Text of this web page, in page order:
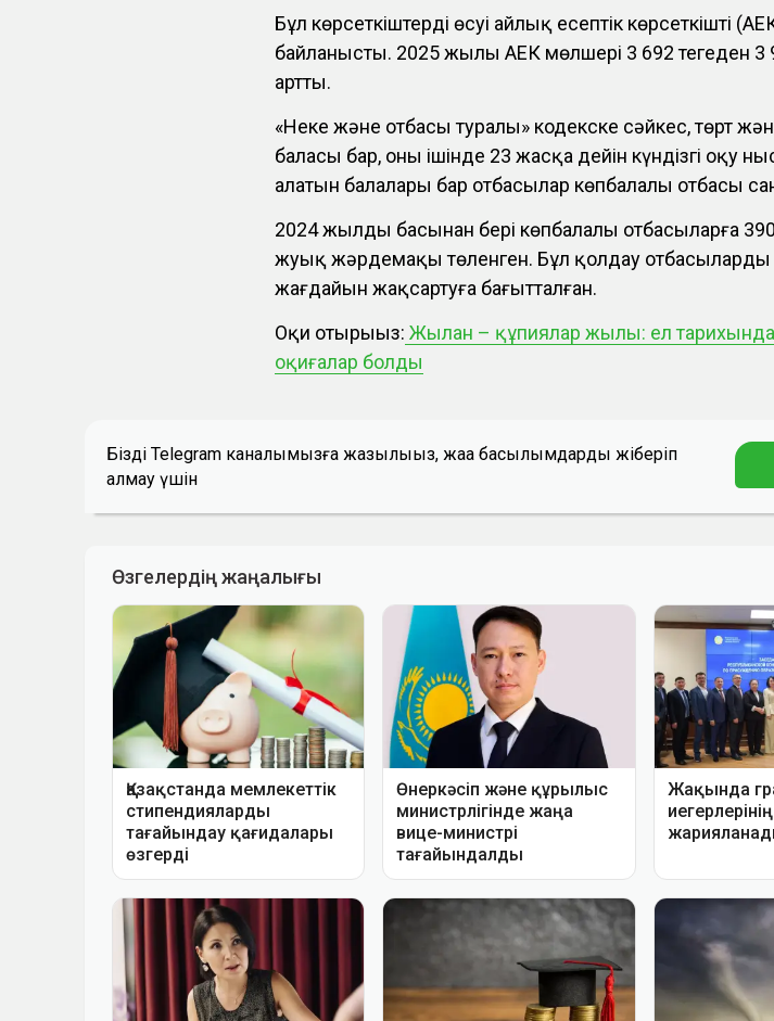
Бұл көрсеткіштердің өсуі айлық есептік көрсеткіштің
байланысты. 2025 жылы АЕК мөлшері 3 692 теңгеден 3
артты.
«Неке және отбасы туралы» кодекске сәйкес, төрт
баласы бар, оның ішінде 23 жасқа дейін күндізгі оқу
алатын балалары бар отбасылар көпбалалы отбасы
2024 жылдың басынан бері көпбалалы отбасыларға 390
жуық жәрдемақы төленген. Бұл қолдау отбасылардың
жағдайын жақсартуға бағытталған.
Оқи отырыңыз: Жылан – құпиялар жылы: ел
оқиғалар болды
Біздің Telegram каналымызға жазылыңыз, жаңа басылымдарды жіберіп
алмау үшін